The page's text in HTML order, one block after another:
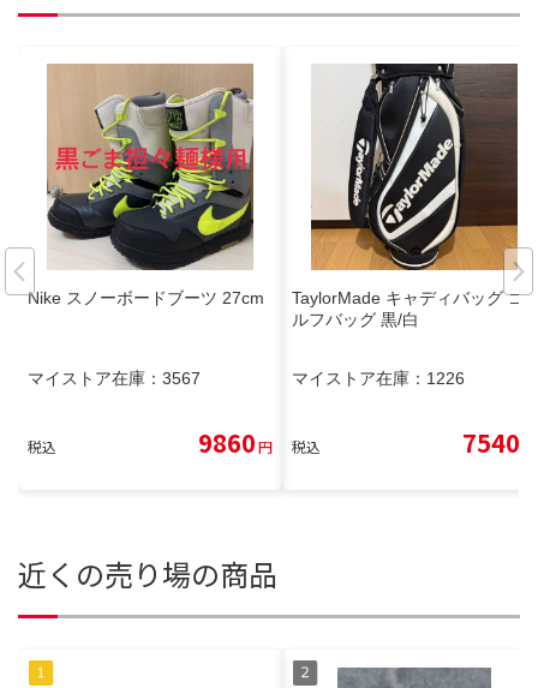
Nike スノーボードブーツ 27cm
マイストア在庫： 3567
税込 9860円
TaylorMade キャディバッグ ゴ
ルフバッグ 黒/白
マイストア在庫： 1226
税込 7540
近くの売り場の商品